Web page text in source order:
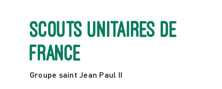
Scouts Unitaires de
France
Groupe saint Jean Paul II